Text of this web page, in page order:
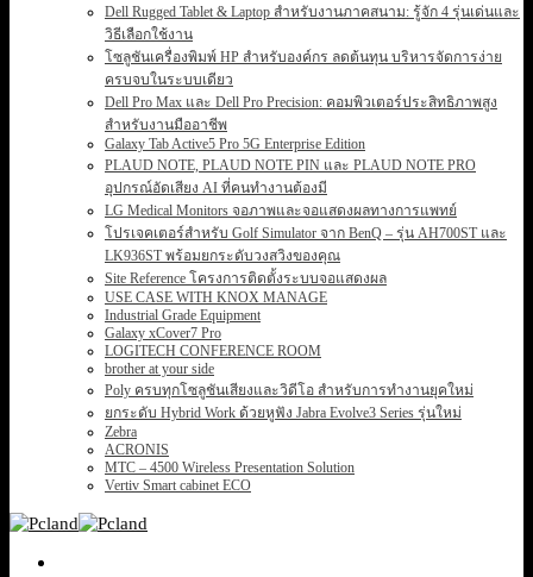
Dell Rugged Tablet & Laptop สำหรับงานภาคสนาม: รู้จัก 4 รุ่นเด่นและ
วิธีเลือกใช้งาน
โซลูชันเครื่องพิมพ์ HP สำหรับองค์กร ลดต้นทุน บริหารจัดการง่าย
ครบจบในระบบเดียว
Dell Pro Max และ Dell Pro Precision: คอมพิวเตอร์ประสิทธิภาพสูง
สำหรับงานมืออาชีพ
Galaxy Tab Active5 Pro 5G Enterprise Edition
PLAUD NOTE, PLAUD NOTE PIN และ PLAUD NOTE PRO
อุปกรณ์อัดเสียง AI ที่คนทำงานต้องมี
LG Medical Monitors จอภาพและจอแสดงผลทางการแพทย์
โปรเจคเตอร์สำหรับ Golf Simulator จาก BenQ – รุ่น AH700ST และ
LK936ST พร้อมยกระดับวงสวิงของคุณ
Site Reference โครงการติดตั้งระบบจอแสดงผล
USE CASE WITH KNOX MANAGE
Industrial Grade Equipment
Galaxy xCover7 Pro
LOGITECH CONFERENCE ROOM
brother at your side
Poly ครบทุกโซลูชันเสียงและวิดีโอ สำหรับการทำงานยุคใหม่
ยกระดับ Hybrid Work ด้วยหูฟัง Jabra Evolve3 Series รุ่นใหม่
Zebra
ACRONIS
MTC – 4500 Wireless Presentation Solution
Vertiv Smart cabinet ECO